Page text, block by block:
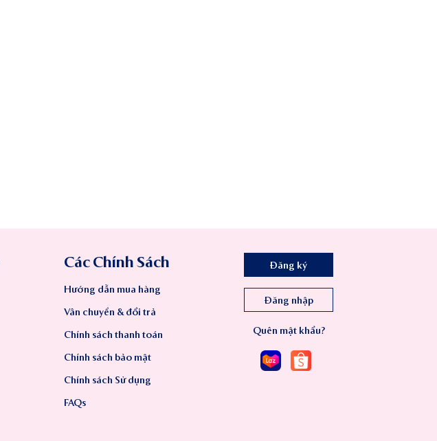
Các Chính Sách
Hướng dẫn mua hàng
Vân chuyển & đổi trả
Chính sách thanh toán
Chính sách bảo mật
Chính sách Sử dụng
FAQs
Đăng ký
Đăng nhập
Quên mật khẩu?